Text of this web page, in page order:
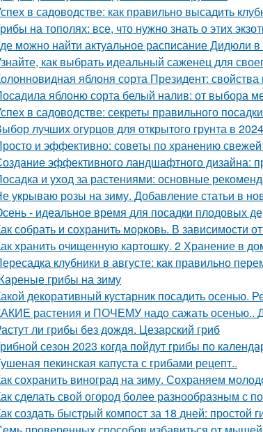
в садоводстве: как правильно высадить
на тополях: все, что нужно знать о этих
можно найти актуальное расписание Дидюли
как выбрать идеальный саженец для
яблоня сорта Президент: свойства
яблоню сорта белый налив: от выбора
в садоводстве: секреты правильного
лучших огурцов для открытого грунта в
и эффективно: советы по хранению свежей
эффективного ландшафтного дизайна:
и уход за растениями: основные
укрываю розы на зиму. Добавление статьи в
- идеальное время для посадки плодовых
собрать и сохранить морковь. В зависимости
хранить очищенную картошку. 2 Хранение в
клубники в августе: как правильно
грибы на зиму
декоративный кустарник посадить осенью.
растения и ПОЧЕМУ надо сажать осенью..
ли грибы без дождя. Цезарский гриб
сезон 2023 когда пойдут грибы по
пекинская капуста с грибами рецепт..
сохранить виноград на зиму. Сохраняем
сделать свой огород более разнообразным с
создать быстрый компост за 18 дней: простой